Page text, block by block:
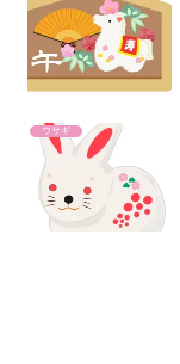
ウサギ